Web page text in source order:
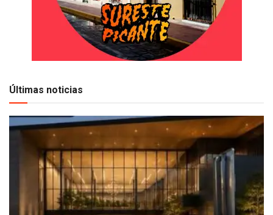
Últimas noticias